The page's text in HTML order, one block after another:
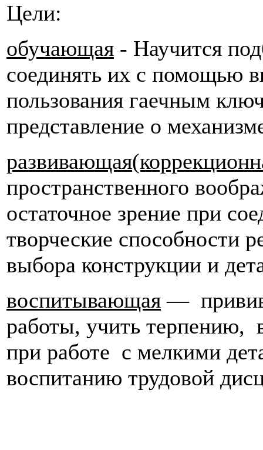
Цели:
обучающая - Научится
соединять их с помощью
пользования гаечным
представление о
пространственного
остаточное зрение при
творческие способности
выбора конструкции и
воспитывающая —
работы, учить терпению,
при работе с мелкими
воспитанию трудовой